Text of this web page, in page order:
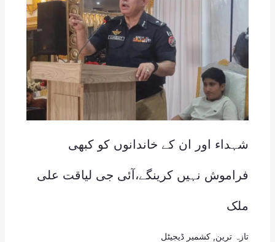
شہداء اور ان کے خاندانوں کو کبھی
فراموش نہیں کرینگے،آئی جی لیاقت علی
ملک
تازہ ترین کشمیر ڈیجیٹل